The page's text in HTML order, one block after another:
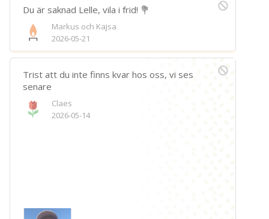
Bifoga bild
Jag har läst och accepterar villkoren
Spara
Du är saknad Lelle, vila i frid! 💐
Markus och Kajsa
2026-05-21
Trist att du inte finns kvar hos oss, vi ses
senare
Claes
2026-05-14